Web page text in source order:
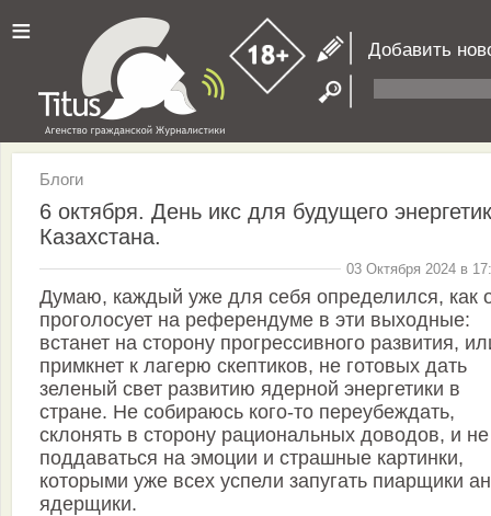
≡ Добавить
Блоги
6 октября. День икс для будущего
Казахстана.
03 Октября 2024 в
Думаю, каждый уже для себя определился, как
проголосует на референдуме в эти выходные:
встанет на сторону прогрессивного развития,
примкнет к лагерю скептиков, не готовых дать
зеленый свет развитию ядерной энергетики в
стране. Не собираюсь кого-то переубеждать,
склонять в сторону рациональных доводов, и не
поддаваться на эмоции и страшные картинки,
которыми уже всех успели запугать пиарщики
ядерщики.